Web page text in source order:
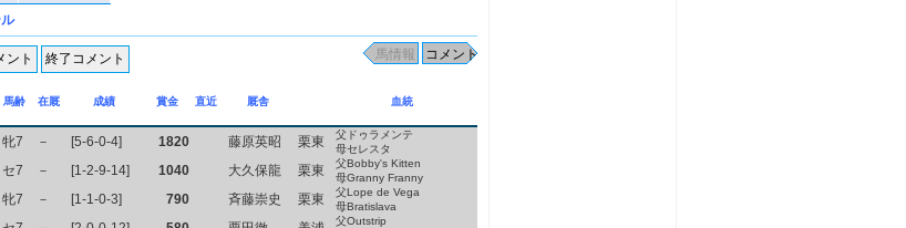
馬齢 在厩 成績 賞金 直近 厩舎 血統
牝7 － [5-6-0-4] 1820 藤原英昭 栗東
父ドゥラメンテ
母セレスタ
セ7 － [1-2-9-14] 1040 大久保龍 栗東
父Bobby's Kitten
母Granny Franny
牝7 － [1-1-0-3] 790 斉藤崇史 栗東
父Lope de Vega
母Bratislava
父Outstrip